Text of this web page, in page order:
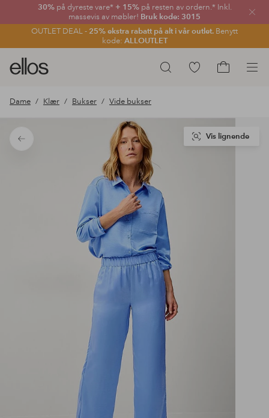
30% på dyreste vare* + 15%på resten av ordern.* Inkl.
massevis av møbler! Bruk kode: 3015
OUTLET DEAL - 25% ekstra rabatt på alt i vår outlet. Benytt
kode: ALLOUTLET
Lukk
Søk
Ellos
logo
gå
forsiden
Gå
Dame Klær Bukser Vide bukser
Tilbake
Vis lignende